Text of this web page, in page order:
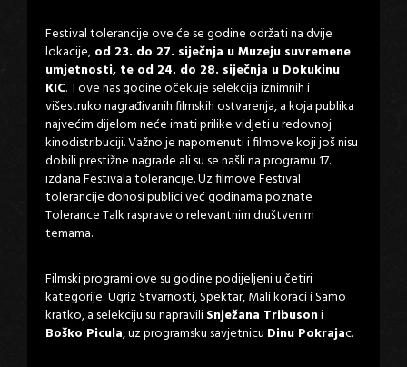
Festival tolerancije ove će se godine održati na dvije
lokacije, od 23. do 27. siječnja u Muzeju suvremene
umjetnosti, te od 24. do 28. siječnja u Dokukinu
KIC. I ove nas godine očekuje selekcija iznimnih i
višestruko nagrađivanih filmskih ostvarenja, a koja publika
najvećim dijelom neće imati prilike vidjeti u redovnoj
kinodistribuciji. Važno je napomenuti i filmove koji još nisu
dobili prestižne nagrade ali su se našli na programu 17.
izdana Festivala tolerancije. Uz filmove Festival
tolerancije donosi publici već godinama poznate
Tolerance Talk rasprave o relevantnim društvenim
temama.
Filmski programi ove su godine podijeljeni u četiri
kategorije: Ugriz Stvarnosti, Spektar, Mali koraci i Samo
kratko, a selekciju su napraviliSnježana Tribusoni
Boško Picula, uz programsku savjetnicu Dinu Pokrajac.